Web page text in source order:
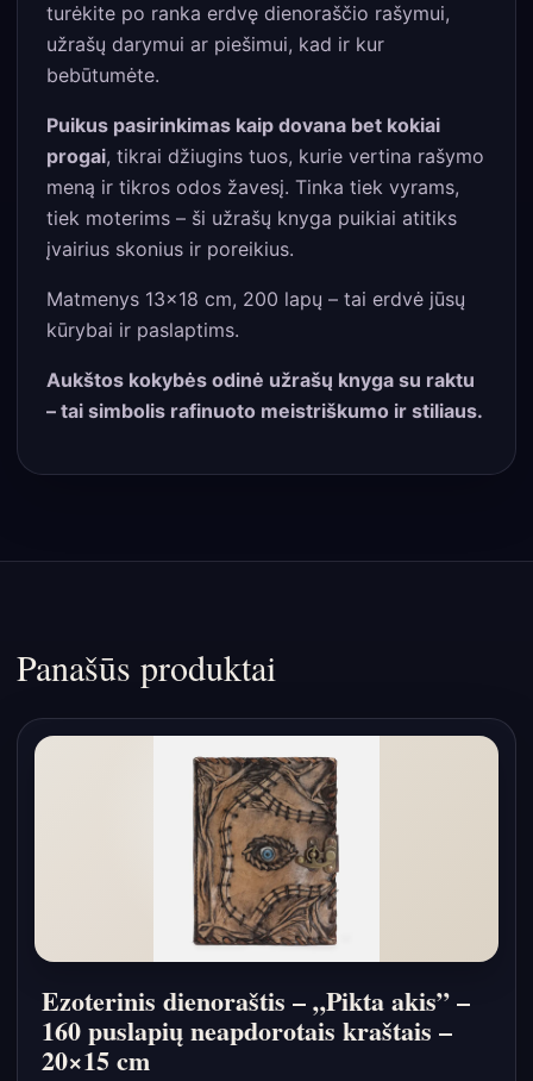
turėkite po ranka erdvę dienoraščio rašymui,
užrašų darymui ar piešimui, kad ir kur
bebūtumėte.
Puikus pasirinkimas kaip dovana bet kokiai
progai, tikrai džiugins tuos, kurie vertina rašymo
meną ir tikros odos žavesį. Tinka tiek vyrams,
tiek moterims – ši užrašų knyga puikiai atitiks
įvairius skonius ir poreikius.
Matmenys 13×18 cm, 200 lapų – tai erdvė jūsų
kūrybai ir paslaptims.
Aukštos kokybės odinė užrašų knyga su raktu
– tai simbolis rafinuoto meistriškumo ir stiliaus.
Panašūs produktai
Ezoterinis dienoraštis – „Pikta akis” –
160 puslapių neapdorotais kraštais –
20×15 cm